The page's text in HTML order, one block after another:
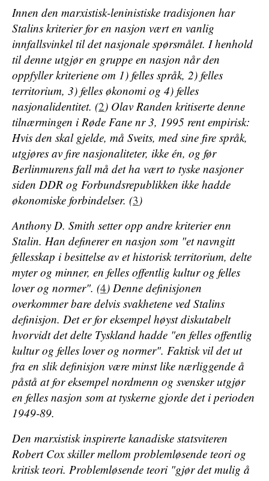
Innen den marxistisk-leninistiske tradisjonen har
Stalins kriterier for en nasjon vært en vanlig
innfallsvinkel til det nasjonale spørsmålet. I henhold
til denne utgjør en gruppe en nasjon når den
oppfyller kriteriene om 1) felles språk, 2) felles
territorium, 3) felles økonomi og 4) felles
nasjonalidentitet. (2) Olav Randen kritiserte denne
tilnærmingen i Røde Fane nr 3, 1995 rent empirisk:
Hvis den skal gjelde, må Sveits, med sine fire språk,
utgjøres av fire nasjonaliteter, ikke én, og før
Berlinmurens fall må det ha vært to tyske nasjoner
siden DDR og Forbundsrepublikken ikke hadde
økonomiske forbindelser. (3)
Anthony D. Smith setter opp andre kriterier enn
Stalin. Han definerer en nasjon som "et navngitt
fellesskap i besittelse av et historisk territorium, delte
myter og minner, en felles offentlig kultur og felles
lover og normer". (4) Denne definisjonen
overkommer bare delvis svakhetene ved Stalins
definisjon. Det er for eksempel høyst diskutabelt
hvorvidt det delte Tyskland hadde "en felles offentlig
kultur og felles lover og normer". Faktisk vil det ut
fra en slik definisjon være minst like nærliggende å
påstå at for eksempel nordmenn og svensker utgjør
en felles nasjon som at tyskerne gjorde det i perioden
1949-89.
Den marxistisk inspirerte kanadiske statsviteren
Robert Cox skiller mellom problemløsende teori og
kritisk teori. Problemløsende teori "gjør det mulig å